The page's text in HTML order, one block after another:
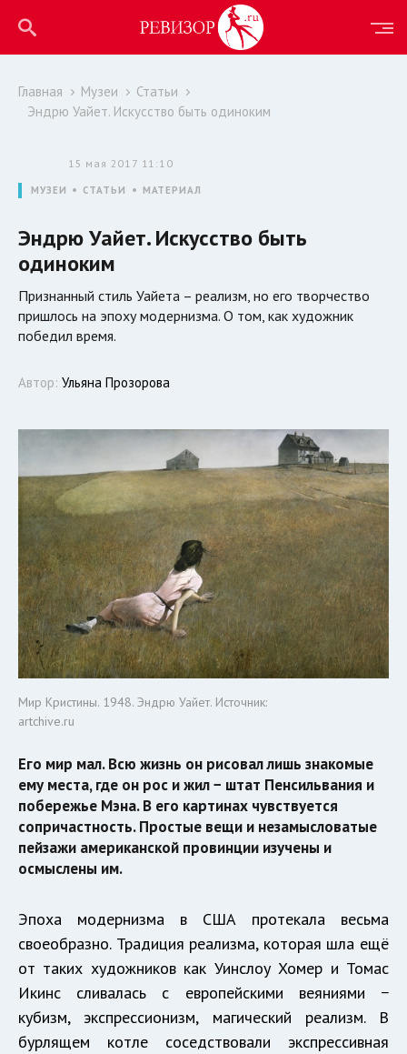
Главная Музеи
Статьи
Эндрю Уайет. Искусство быть одиноким
15 мая 2017 11:10
МУЗЕИ СТАТЬИ МАТЕРИАЛ
Эндрю Уайет. Искусство быть
одиноким
Признанный стиль Уайета – реализм, но его творчество
пришлось на эпоху модернизма. О том, как художник
победил время.
Автор: Ульяна Прозорова
Мир Кристины. 1948. Эндрю Уайет. Источник:
artchive.ru
Его мир мал. Всю жизнь он рисовал лишь знакомые
ему места, где он рос и жил − штат Пенсильвания и
побережье Мэна. В его картинах чувствуется
сопричастность. Простые вещи и незамысловатые
пейзажи американской провинции изучены и
осмыслены им.
Эпоха модернизма в США протекала весьма
своеобразно. Традиция реализма, которая шла ещё
от таких художников как Уинслоу Хомер и Томас
Икинс сливалась с европейскими веяниями −
кубизм, экспрессионизм, магический реализм. В
бурлящем котле соседствовали экспрессивная